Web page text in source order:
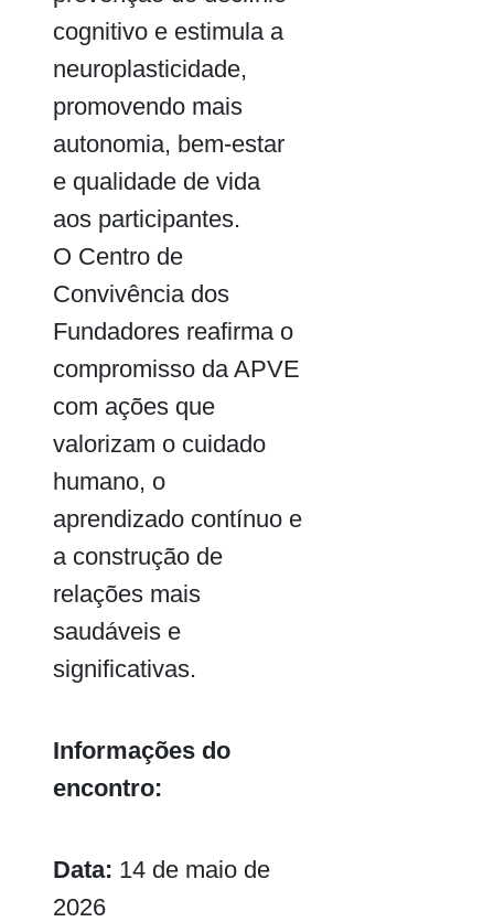
cognitivo e estimula a
neuroplasticidade,
promovendo mais
autonomia, bem-estar
e qualidade de vida
aos participantes.
O Centro de
Convivência dos
Fundadores reafirma o
compromisso da APVE
com ações que
valorizam o cuidado
humano, o
aprendizado contínuo e
a construção de
relações mais
saudáveis e
significativas.
Informações do
encontro:
Data: 14 de maio de
2026